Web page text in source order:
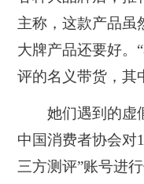
主称，这款产品虽
大牌产品还要好。
评的名义带货，其
她们遇到的虚假
中国消费者协会对
三方测评”账号进